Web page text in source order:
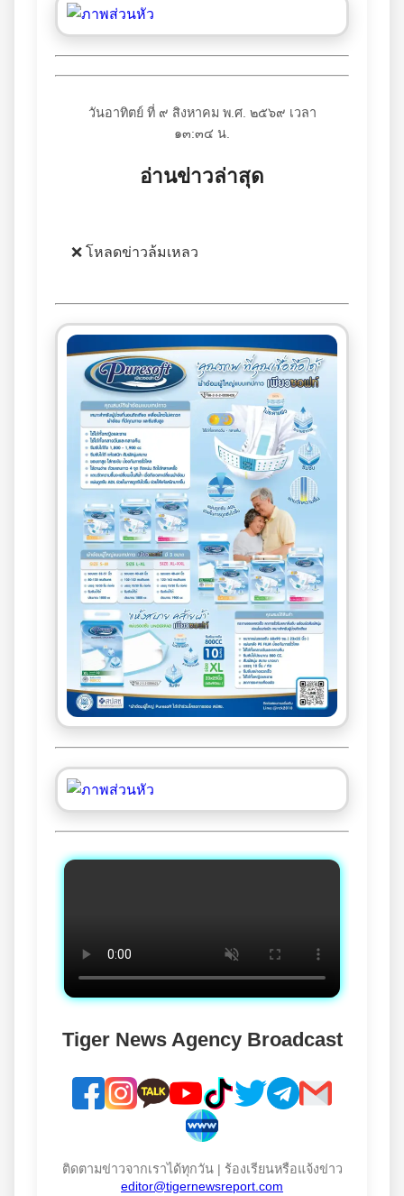
วันอาทิตย์ ที่ ๙ สิงหาคม พ.ศ. ๒๕๖๙ เวลา
๑๓:๓๔ น.
อ่านข่าวล่าสุด
❌ โหลดข่าวล้มเหลว
Tiger News Agency Broadcast
ติดตามข่าวจากเราได้ทุกวัน | ร้องเรียนหรือแจ้งข่าว
editor@tigernewsreport.com